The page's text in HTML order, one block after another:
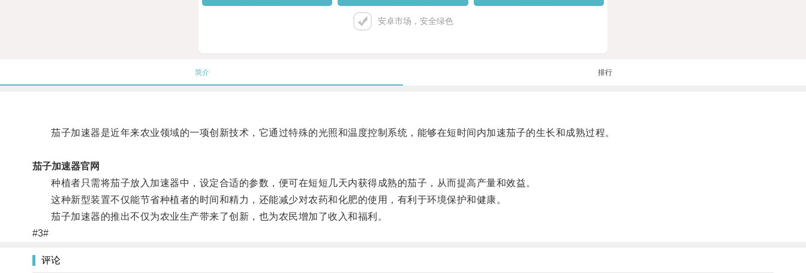
安卓市场，安全绿色
简介 排行
茄子加速器是近年来农业领域的一项创新技术，它通过特殊的光照和温度控制系统，能够在短时间内加速茄子的生长和成熟过程。
茄子加速器官网
种植者只需将茄子放入加速器中，设定合适的参数，便可在短短几天内获得成熟的茄子，从而提高产量和效益。
这种新型装置不仅能节省种植者的时间和精力，还能减少对农药和化肥的使用，有利于环境保护和健康。
茄子加速器的推出不仅为农业生产带来了创新，也为农民增加了收入和福利。
#3#
评论